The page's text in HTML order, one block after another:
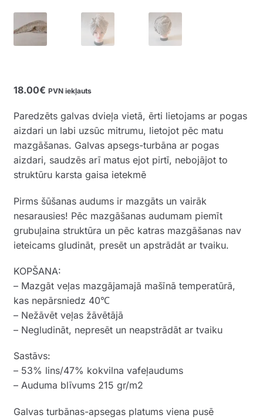
18.00€ PVN iekļauts
Paredzēts galvas dvieļa vietā, ērti lietojams ar pogas
aizdari un labi uzsūc mitrumu, lietojot pēc matu
mazgāšanas. Galvas apsegs-turbāna ar pogas
aizdari, saudzēs arī matus ejot pirtī, nebojājot to
struktūru karsta gaisa ietekmē
Pirms šūšanas audums ir mazgāts un vairāk
nesarausies! Pēc mazgāšanas audumam piemīt
grubuļaina struktūra un pēc katras mazgāšanas nav
ieteicams gludināt, presēt un apstrādāt ar tvaiku.
KOPŠANA:
– Mazgāt veļas mazgājamajā mašīnā temperatūrā,
kas nepārsniedz 40℃
– Nežāvēt veļas žāvētājā
– Negludināt, nepresēt un neapstrādāt ar tvaiku
Sastāvs:
– 53% lins/47% kokvilna vafeļaudums
– Auduma blīvums 215 gr/m2
Galvas turbānas-apsegas platums viena pusē